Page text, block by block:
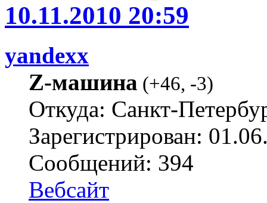
10.11.2010 20:59
yandexx
Z-машина (+46, -3)
Откуда: Санкт-
Зарегистрирован:
Сообщений: 394
Вебсайт